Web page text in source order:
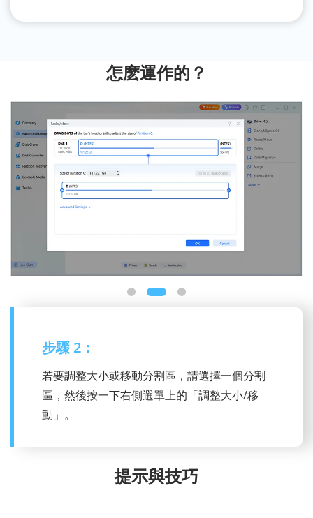
怎麽運作的？
步驟 2：
若要調整大小或移動分割區，請選擇一個分割
區，然後按一下右側選單上的「調整大小/移
動」。
提示與技巧